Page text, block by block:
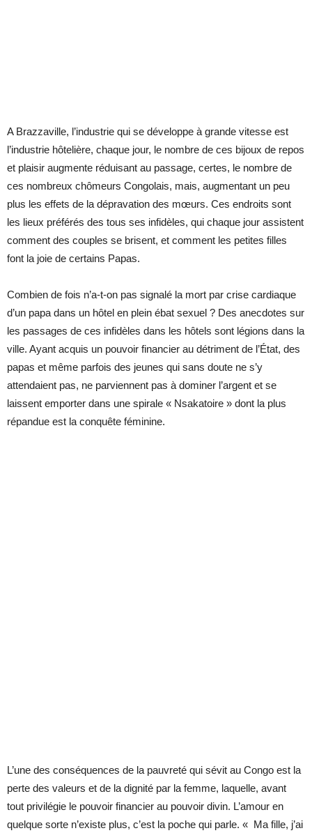
A Brazzaville, l’industrie qui se développe à grande vitesse est
l’industrie hôtelière, chaque jour, le nombre de ces bijoux de repos
et plaisir augmente réduisant au passage, certes, le nombre de
ces nombreux chômeurs Congolais, mais, augmentant un peu
plus les effets de la dépravation des mœurs. Ces endroits sont
les lieux préférés des tous ses infidèles, qui chaque jour assistent
comment des couples se brisent, et comment les petites filles
font la joie de certains Papas.
Combien de fois n’a-t-on pas signalé la mort par crise cardiaque
d’un papa dans un hôtel en plein ébat sexuel ? Des anecdotes sur
les passages de ces infidèles dans les hôtels sont légions dans la
ville. Ayant acquis un pouvoir financier au détriment de l’État, des
papas et même parfois des jeunes qui sans doute ne s’y
attendaient pas, ne parviennent pas à dominer l’argent et se
laissent emporter dans une spirale « Nsakatoire » dont la plus
répandue est la conquête féminine.
L’une des conséquences de la pauvreté qui sévit au Congo est la
perte des valeurs et de la dignité par la femme, laquelle, avant
tout privilégie le pouvoir financier au pouvoir divin. L’amour en
quelque sorte n’existe plus, c’est la poche qui parle. « Ma fille, j’ai